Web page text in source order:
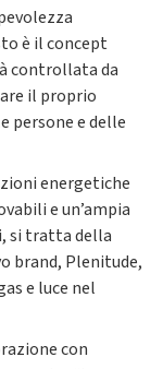
è il concept
controllata da
il proprio
persone e delle
energetiche
e un’ampia
si tratta della
brand, Plenitude,
e luce nel
con